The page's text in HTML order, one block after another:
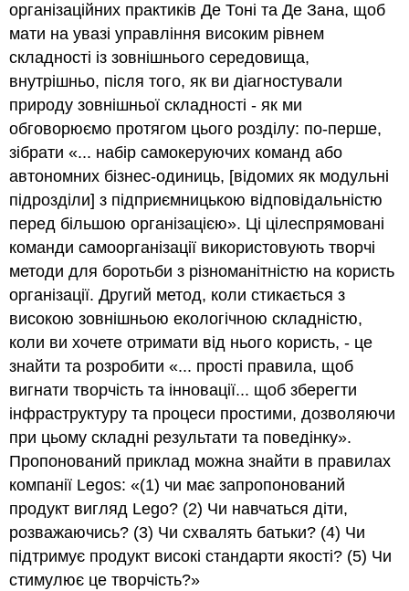
організаційних практиків Де Тоні та Де Зана, щоб
мати на увазі управління високим рівнем
складності із зовнішнього середовища,
внутрішньо, після того, як ви діагностували
природу зовнішньої складності - як ми
обговорюємо протягом цього розділу: по-перше,
зібрати «... набір самокеруючих команд або
автономних бізнес-одиниць, [відомих як модульні
підрозділи] з підприємницькою відповідальністю
перед більшою організацією». Ці цілеспрямовані
команди самоорганізації використовують творчі
методи для боротьби з різноманітністю на користь
організації. Другий метод, коли стикається з
високою зовнішньою екологічною складністю,
коли ви хочете отримати від нього користь, - це
знайти та розробити «... прості правила, щоб
вигнати творчість та інновації... щоб зберегти
інфраструктуру та процеси простими, дозволяючи
при цьому складні результати та поведінку».
Пропонований приклад можна знайти в правилах
компанії Legos: «(1) чи має запропонований
продукт вигляд Lego? (2) Чи навчаться діти,
розважаючись? (3) Чи схвалять батьки? (4) Чи
підтримує продукт високі стандарти якості? (5) Чи
стимулює це творчість?»